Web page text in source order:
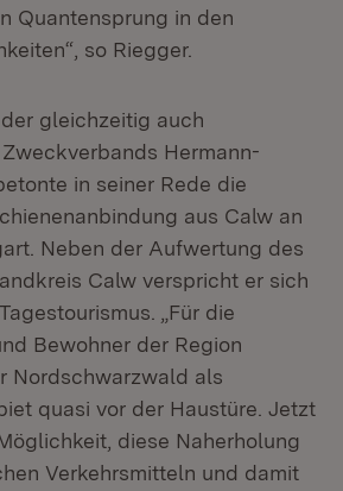
Quantensprung in den
so Riegger.
gleichzeitig auch
Hermann-
in seiner Rede die
aus Calw an
Neben der Aufwertung des
Calw verspricht er sich
„Für die
Bewohner der Region
Nordschwarzwald als
quasi vor der Haustüre. Jetzt
diese Naherholung
Verkehrsmitteln und damit